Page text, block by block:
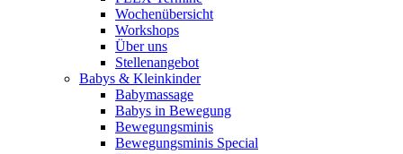
Wochenübersicht
Workshops
Über uns
Stellenangebot
Babys & Kleinkinder
Babymassage
Babys in Bewegung
Bewegungsminis
Bewegungsminis Special